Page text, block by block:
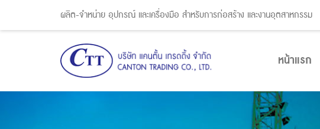
ผลิต-จำหน่าย อุปกรณ์ และเครื่องมือ สำหรับการก่อสร้าง และงานอุตสาหกรรม
หน้าแรก